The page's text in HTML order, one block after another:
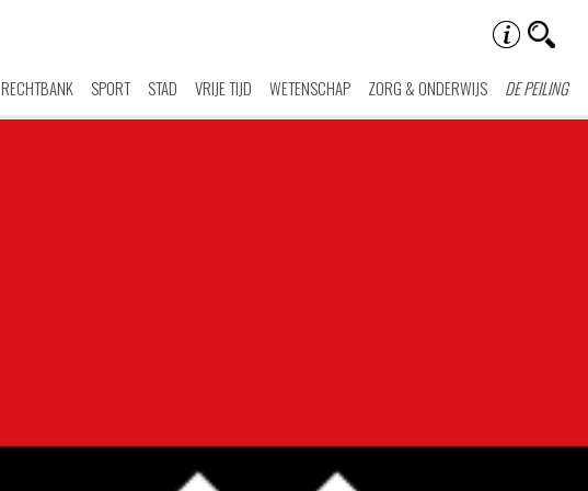
RECHTBANK SPORT STAD VRIJE TIJD WETENSCHAP ZORG & ONDERWIJS DE PEILING